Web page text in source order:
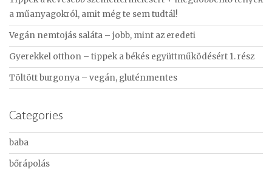
o
r
:
a műanyagokról, amit még te sem tudtál!
Vegán nemtojás saláta – jobb, mint az eredeti
Gyerekkel otthon – tippek a békés együttműködésért 1. rész
Töltött burgonya – vegán, gluténmentes
Categories
baba
bőrápolás